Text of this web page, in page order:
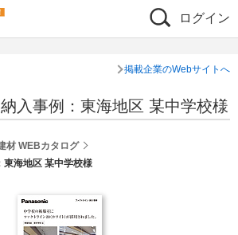
ログイン
掲載企業のWebサイトへ
入事例：東海地区 某中学校様
材 WEBカタログ
東海地区 某中学校様